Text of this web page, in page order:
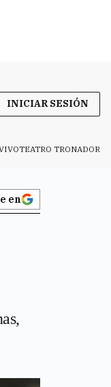
INICIAR SESIÓN
TEATRO TRONADOR
en